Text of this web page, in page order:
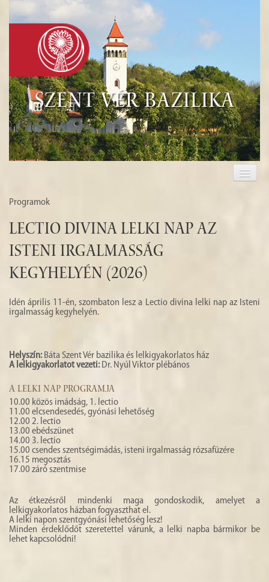
Szent Vér Bazilika
KEGYHELY
EUCHARISZTIA
TURISZTIKA
HISTÓRIA
GALÉRIA
Programok
Lectio divina lelki nap az
Isteni irgalmasság
kegyhelyén (2026)
Idén április 11-én, szombaton lesz a Lectio divina lelki nap az Isteni
irgalmasság kegyhelyén.
Helyszín:Báta Szent Vér bazilika és lelkigyakorlatos ház
A lelkigyakorlatot vezeti:Dr. Nyúl Viktor plébános
A LELKI NAP PROGRAMJA
10.00 közös imádság, 1. lectio
11.00 elcsendesedés, gyónási lehetőség
12.00 2. lectio
13.00 ebédszünet
14.00 3. lectio
15.00 csendes szentségimádás, isteni irgalmasság rózsafüzére
16.15 megosztás
17.00 záró szentmise
Az étkezésről mindenki maga gondoskodik, amelyet a
lelkigyakorlatos házban fogyaszthat el.
A lelki napon szentgyónási lehetőség lesz!
Minden érdeklődőt szeretettel várunk, a lelki napba bármikor be
lehet kapcsolódni!